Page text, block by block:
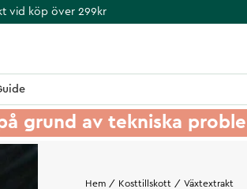
vid köp över 299kr
grund av tekniska
Hem Kosttillskott Växtextrakt